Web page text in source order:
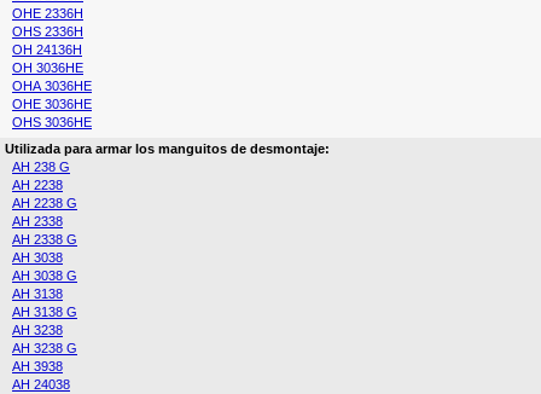
OHE 2336H
OHS 2336H
OH 24136H
OH 3036HE
OHA 3036HE
OHE 3036HE
OHS 3036HE
Utilizada para armar los manguitos de desmontaje:
AH 238 G
AH 2238
AH 2238 G
AH 2338
AH 2338 G
AH 3038
AH 3038 G
AH 3138
AH 3138 G
AH 3238
AH 3238 G
AH 3938
AH 24038